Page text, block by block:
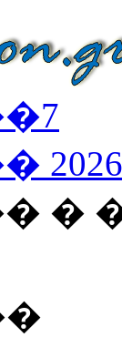
7
2026
�